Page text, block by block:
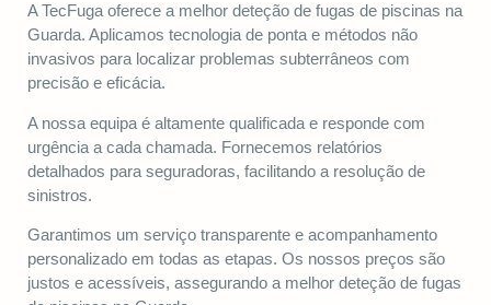
A TecFuga oferece a melhor deteção de fugas de piscinas na
Guarda. Aplicamos tecnologia de ponta e métodos não
invasivos para localizar problemas subterrâneos com
precisão e eficácia.
A nossa equipa é altamente qualificada e responde com
urgência a cada chamada. Fornecemos relatórios
detalhados para seguradoras, facilitando a resolução de
sinistros.
Garantimos um serviço transparente e acompanhamento
personalizado em todas as etapas. Os nossos preços são
justos e acessíveis, assegurando a melhor deteção de fugas